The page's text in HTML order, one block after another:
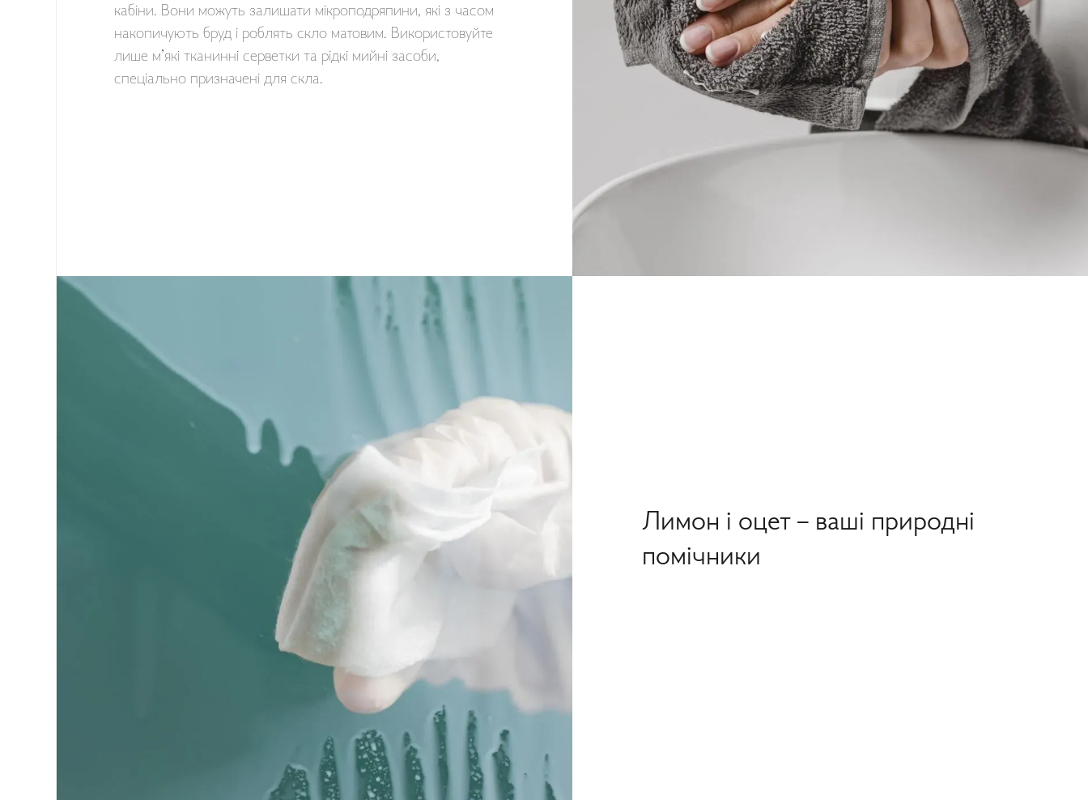
кабіни. Вони можуть залишати мікроподряпини, які з часом
накопичують бруд і роблять скло матовим. Використовуйте
лише м’які тканинні серветки та рідкі мийні засоби,
спеціально призначені для скла.
Лимон і оцет – ваші природні
помічники